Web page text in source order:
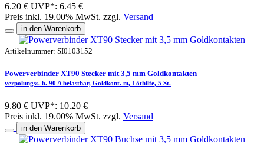
6.20 € UVP*: 6.45 €
Preis inkl. 19.00% MwSt. zzgl. Versand
in den Warenkorb
Artikelnummer: SI0103152
Powerverbinder XT90 Stecker mit 3,5 mm Goldkontakten
verpolungss. b. 90 A belastbar, Goldkont. m, Löthilfe, 5 St.
9.80 € UVP*: 10.20 €
Preis inkl. 19.00% MwSt. zzgl. Versand
in den Warenkorb